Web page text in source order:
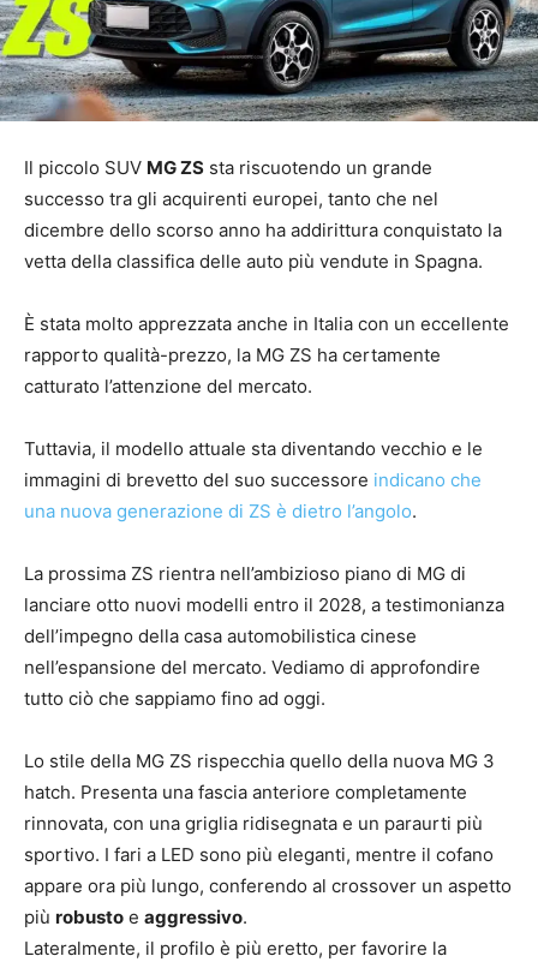
Il piccolo SUV MG ZS sta riscuotendo un grande
successo tra gli acquirenti europei, tanto che nel
dicembre dello scorso anno ha addirittura conquistato la
vetta della classifica delle auto più vendute in Spagna.
È stata molto apprezzata anche in Italia con un eccellente
rapporto qualità-prezzo, la MG ZS ha certamente
catturato l’attenzione del mercato.
Tuttavia, il modello attuale sta diventando vecchio e le
immagini di brevetto del suo successore indicano che
una nuova generazione di ZS è dietro l’angolo.
La prossima ZS rientra nell’ambizioso piano di MG di
lanciare otto nuovi modelli entro il 2028, a testimonianza
dell’impegno della casa automobilistica cinese
nell’espansione del mercato. Vediamo di approfondire
tutto ciò che sappiamo fino ad oggi.
Lo stile della MG ZS rispecchia quello della nuova MG 3
hatch. Presenta una fascia anteriore completamente
rinnovata, con una griglia ridisegnata e un paraurti più
sportivo. I fari a LED sono più eleganti, mentre il cofano
appare ora più lungo, conferendo al crossover un aspetto
più robusto e aggressivo.
Lateralmente, il profilo è più eretto, per favorire la